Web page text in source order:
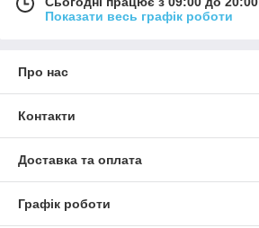
Показати весь графік роботи
Про нас
Контакти
Доставка та оплата
Графік роботи